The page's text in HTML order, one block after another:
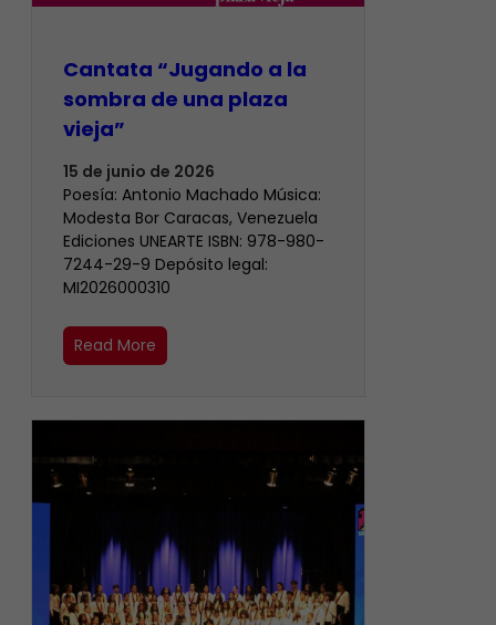
Cantata “Jugando a la
sombra de una plaza
vieja”
15 de junio de 2026
Poesía: Antonio Machado Música:
Modesta Bor Caracas, Venezuela
Ediciones UNEARTE ISBN: 978-980-
7244-29-9 Depósito legal:
MI2026000310
Read More